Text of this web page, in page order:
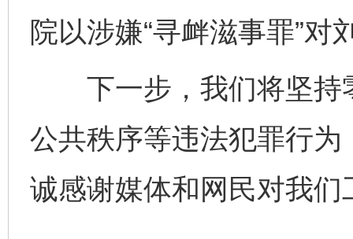
院以涉嫌“寻衅滋事罪”
下一步，我们将坚持
公共秩序等违法犯罪行
诚感谢媒体和网民对我